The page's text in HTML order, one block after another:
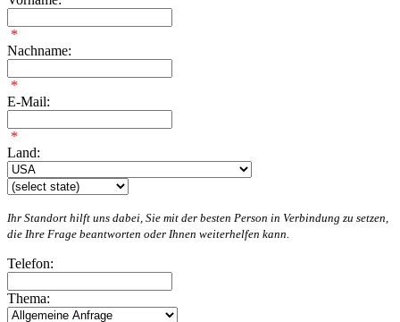
*
Nachname:
*
E-Mail:
*
Land:
Ihr Standort hilft uns dabei, Sie mit der besten Person in Verbindung zu setzen,
die Ihre Frage beantworten oder Ihnen weiterhelfen kann.
Telefon:
Thema: